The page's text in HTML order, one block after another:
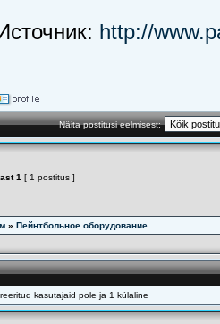
http://
Näita postitusi eelmisest:
1 [ 1 postitus ]
» Пейнтбольное оборудование
kasutajaid pole ja 1 külaline